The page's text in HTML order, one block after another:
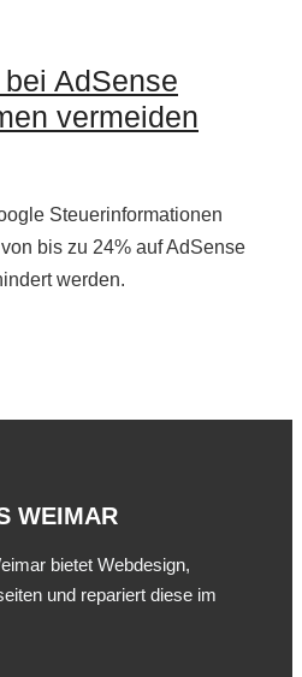
AdSense
vermeiden
Steuerinformationen
bis zu 24% auf AdSense
werden.
WEIMAR
bietet Webdesign,
und repariert diese im